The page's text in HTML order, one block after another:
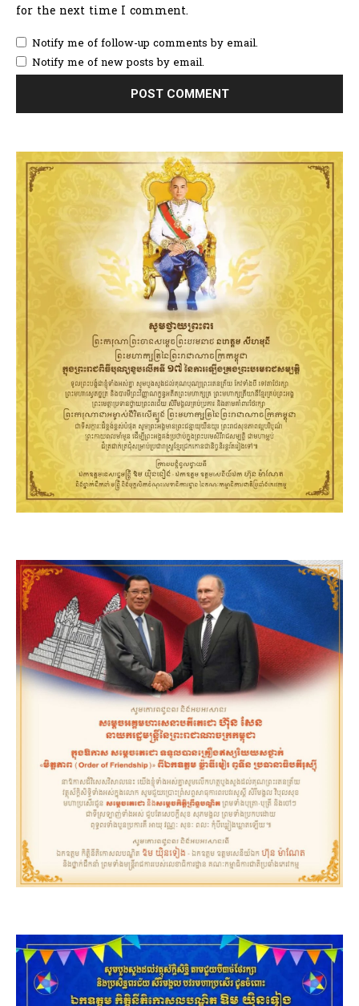
for the next time I comment.
Notify me of follow-up comments by email.
Notify me of new posts by email.